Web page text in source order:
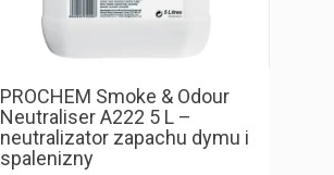
PROCHEM Smoke & Odour
Neutraliser A222 5 L –
neutralizator zapachu dymu i
spalenizny